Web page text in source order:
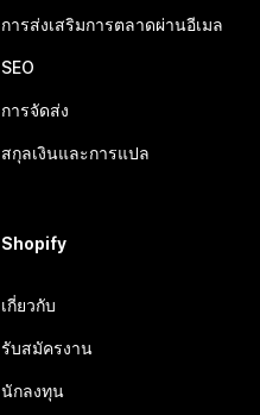
การส่งเสริมการตลาดผ่านอีเมล
SEO
การจัดส่ง
สกุลเงินและการแปล
Shopify
เกี่ยวกับ
รับสมัครงาน
นักลงทุน